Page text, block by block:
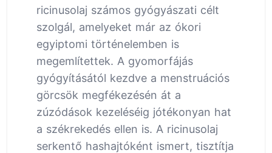
ricinusolaj számos gyógyászati célt
szolgál, amelyeket már az ókori
egyiptomi történelemben is
megemlítettek. A gyomorfájás
gyógyításától kezdve a menstruációs
görcsök megfékezésén át a
zúzódások kezeléséig jótékonyan hat
a székrekedés ellen is. A ricinusolaj
serkentő hashajtóként ismert, tisztítja